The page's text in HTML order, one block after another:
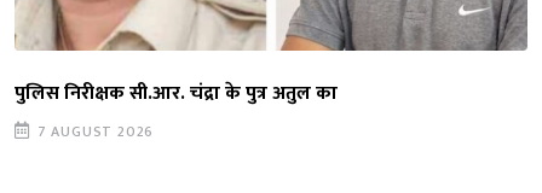
पुलिस निरीक्षक सी.आर. चंद्रा के पुत्र अतुल का
7 AUGUST 2026